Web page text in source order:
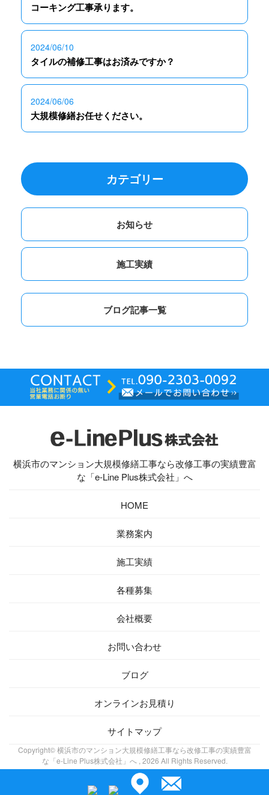
コーキング工事承ります。
2024/06/10
タイルの補修工事はお済みですか？
2024/06/06
大規模修繕お任せください。
カテゴリー
お知らせ
施工実績
ブログ記事一覧
横浜市のマンション大規模修繕工事なら改修工事の実績豊富
な「e-Line Plus株式会社」へ
HOME
業務案内
施工実績
各種募集
会社概要
お問い合わせ
ブログ
オンラインお見積り
サイトマップ
Copyright© 横浜市のマンション大規模修繕工事なら改修工事の実績豊富
な「e-Line Plus株式会社」へ , 2026 All Rights Reserved.